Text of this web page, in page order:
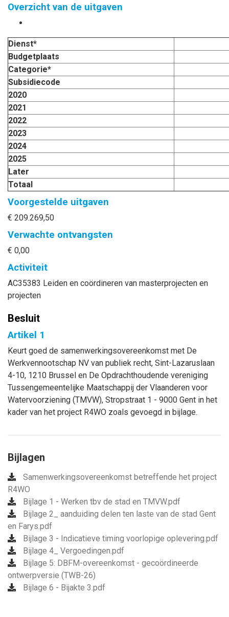
Overzicht van de uitgaven
Dienst*
Budgetplaats
Categorie*
Subsidiecode
2020
2021
2022
2023
2024
2025
Later
Totaal
Voorgestelde uitgaven
€ 209.269,50
Verwachte ontvangsten
€ 0,00
Activiteit
AC35383 Leiden en coördineren van masterprojecten en
projecten
Besluit
Artikel 1
Keurt goed de samenwerkingsovereenkomst met De
Werkvennootschap NV van publiek recht, Sint-Lazaruslaan
4-10, 1210 Brussel en De Opdrachthoudende vereniging
Tussengemeentelijke Maatschappij der Vlaanderen voor
Watervoorziening (TMVW), Stropstraat 1 - 9000 Gent in het
kader van het project R4WO zoals gevoegd in bijlage.
Bijlagen
Samenwerkingsovereenkomst betreffende het project
R4WO
Bijlage 1 - Werken tbv de stad en TMVW.pdf
Bijlage 2_ aanduiding delen ten laste van de stad Gent
en Farys.pdf
Bijlage 3 - Indicatieve timing voorlopige oplevering.pdf
Bijlage 4_ Vergoedingen.pdf
Bijlage 5: DBFM-overeenkomst - gecoördineerde
ontwerpversie (TWB-26)
Bijlage 6 - Bijakte 3.pdf